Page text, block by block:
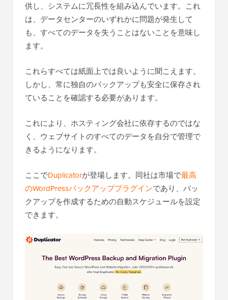
供し、システムに冗長性を組み込んでいます。これ
は、データセンターのいずれかに問題が発生して
も、すべてのデータを失うことはないことを意味し
ます。
これらすべては紙面上では良いように聞こえます。
しかし、常に独自のバックアップも安全に保存され
ていることを確認する必要があります。
これにより、ホスティング会社に依存するのではな
く、ウェブサイトのすべてのデータを自分で管理で
きるようになります。
ここでDuplicatorが登場します。同社は市場で最高
のWordPressバックアッププラグインであり、バッ
クアップを作成するための自動スケジュールを設定
できます。